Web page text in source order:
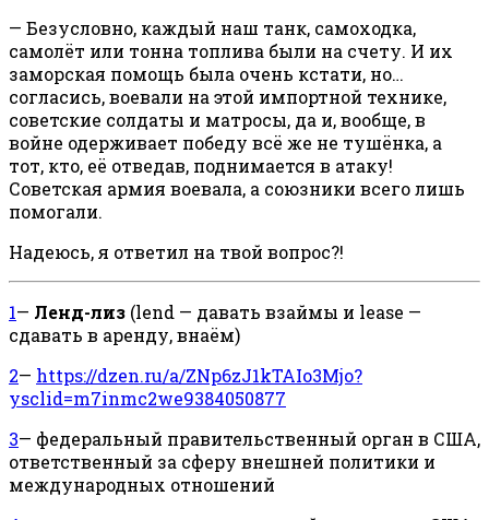
— Безусловно, каждый наш танк, самоходка,
самолёт или тонна топлива были на счету. И их
заморская помощь была очень кстати, но…
согласись, воевали на этой импортной технике,
советские солдаты и матросы, да и, вообще, в
войне одерживает победу всё же не тушёнка, а
тот, кто, её отведав, поднимается в атаку!
Советская армия воевала, а союзники всего лишь
помогали.
Надеюсь, я ответил на твой вопрос?!
1— Ленд-лиз (lend — давать взаймы и lease —
сдавать в аренду, внаём)
2— https://dzen.ru/a/ZNp6zJ1kTAIo3Mjo?
ysclid=m7inmc2we9384050877
3— федеральный правительственный орган в США,
ответственный за сферу внешней политики и
международных отношений